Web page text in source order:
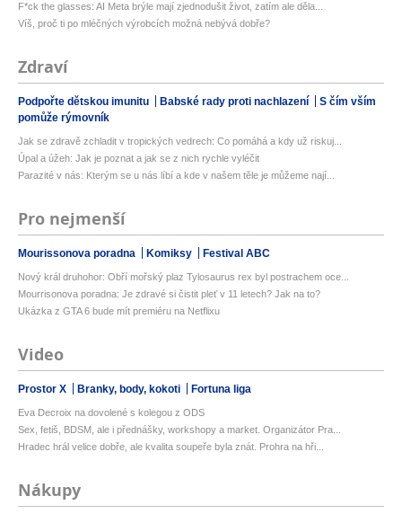
F*ck the glasses: AI Meta brýle mají zjednodušit život, zatím ale děla...
Víš, proč ti po mléčných výrobcích možná nebývá dobře?
Zdraví
Podpořte dětskou imunitu Babské rady proti nachlazení
S čím vším
pomůže rýmovník
Jak se zdravě zchladit v tropických vedrech: Co pomáhá a kdy už riskuj...
Úpal a úžeh: Jak je poznat a jak se z nich rychle vyléčit
Parazité v nás: Kterým se u nás líbí a kde v našem těle je můžeme nají...
Pro nejmenší
Mourissonova poradna Komiksy Festival ABC
Nový král druhohor: Obří mořský plaz Tylosaurus rex byl postrachem oce...
Mourrisonova poradna: Je zdravé si čistit pleť v 11 letech? Jak na to?
Ukázka z GTA 6 bude mít premiéru na Netflixu
Video
Prostor X Branky, body, kokoti Fortuna liga
Eva Decroix na dovolené s kolegou z ODS
Sex, fetiš, BDSM, ale i přednášky, workshopy a market. Organizátor Pra...
Hradec hrál velice dobře, ale kvalita soupeře byla znát. Prohra na hři...
Nákupy